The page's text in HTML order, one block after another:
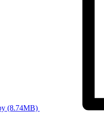
(8.74MB)